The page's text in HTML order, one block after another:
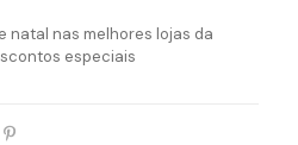
natal nas melhores lojas da
especiais